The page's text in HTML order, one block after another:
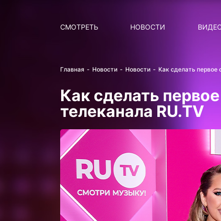
СМОТРЕТЬ НОВОСТИ
Главная Новости Новости Как сделать первое
Как сделать
телеканала RU.TV